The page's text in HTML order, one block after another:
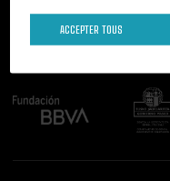
ACCEPTER TOUS